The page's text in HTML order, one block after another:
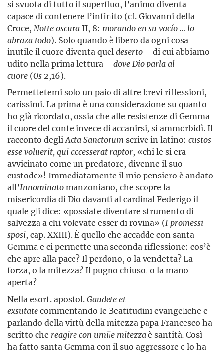
si svuota di tutto il superfluo, l’animo diventa
capace di contenere l’infinito (cf. Giovanni della
Croce, Notte oscuraII, 8: morando en su vacío … lo
abraza todo). Solo quando è libero da ogni cosa
inutile il cuore diventa quel deserto – di cui abbiamo
udito nella prima lettura – dove Dio parla al
cuore (Os 2,16).
Permettetemi solo un paio di altre brevi riflessioni,
carissimi. La prima è una considerazione su quanto
ho già ricordato, ossia che alle resistenze di Gemma
il cuore del conte invece di accanirsi, si ammorbidì. Il
racconto degli Acta Sanctorum scrive in latino: custos
esse voluerit, qui accesserat raptor, «chi le si era
avvicinato come un predatore, divenne il suo
custode»! Immediatamente il mio pensiero è andato
all’Innominatomanzoniano, che scopre la
misericordia di Dio davanti al cardinal Federigo il
quale gli dice: «possiate diventare strumento di
salvezza a chi volevate esser di rovina» (I promessi
sposi, cap. XXIII). È quello che accadde con santa
Gemma e ci permette una seconda riflessione: cos’è
che apre alla pace? Il perdono, o la vendetta? La
forza, o la mitezza? Il pugno chiuso, o la mano
aperta?
Nella esort. apostol.Gaudete et
exsutatecommentando le Beatitudini evangeliche e
parlando della virtù della mitezza papa Francesco ha
scritto che reagire con umile mitezzaè santità. Così
ha fatto santa Gemma con il suo aggressore e lo ha